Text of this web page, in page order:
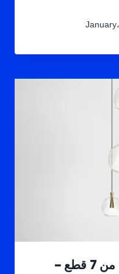
مجموعة مخروطية مكونة من 7 قطع –